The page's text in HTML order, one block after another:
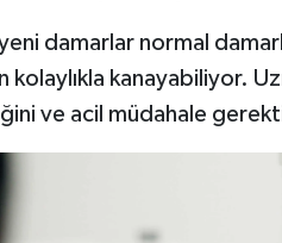
damarlar normal
kolaylıkla kanayabiliyor.
ve acil müdahale